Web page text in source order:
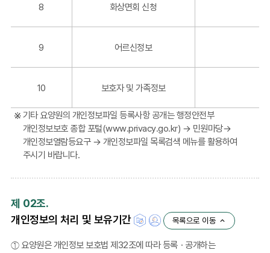
거/
목
유
기
8 화상면회 신청
9 어르신정보
10 보호자 및 가족정보
기타 요양원의 개인정보파일 등록사항 공개는 행정안전부
개인정보보호 종합 포털(www.privacy.go.kr) → 민원마당→
개인정보열람등요구 → 개인정보파일 목록검색 메뉴를 활용하여
주시기 바랍니다.
제 02조.
개인정보의 처리 및 보유기간 목록으로 이동
① 요양원은 개인정보 보호법 제32조에 따라 등록ㆍ공개하는